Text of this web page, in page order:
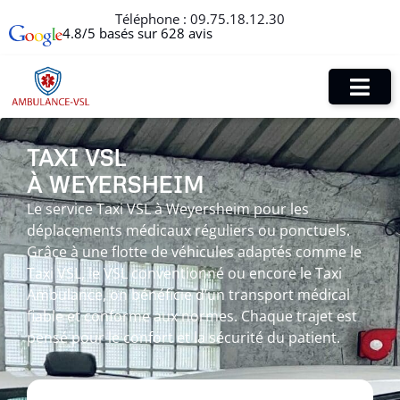
Téléphone : 09.75.18.12.30
4.8/5 basés sur 628 avis
TAXI VSL
À WEYERSHEIM
Le service Taxi VSL à Weyersheim pour les
déplacements médicaux réguliers ou ponctuels.
Grâce à une flotte de véhicules adaptés comme le
Taxi VSL, le VSL conventionné ou encore le Taxi
Ambulance, on bénéficie d’un transport médical
fiable et conforme aux normes. Chaque trajet est
pensé pour le confort et la sécurité du patient.